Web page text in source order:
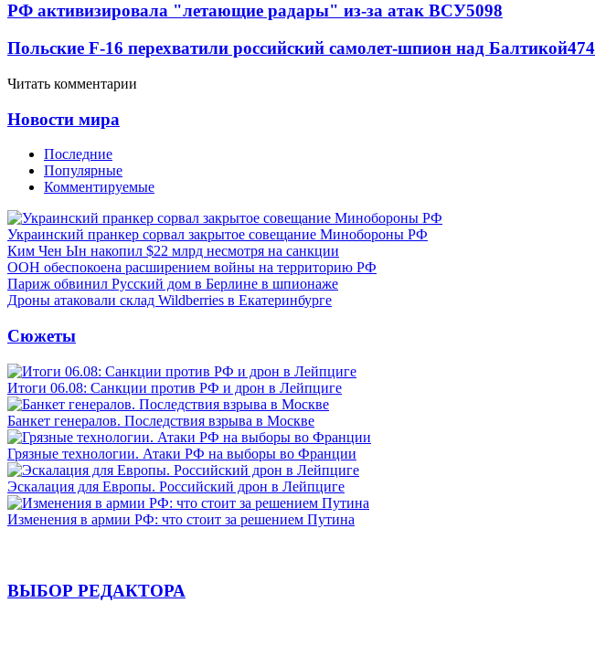
РФ активизировала "летающие радары" из-за атак ВСУ5098
Польские F-16 перехватили российский самолет-шпион над Балтикой
Читать комментарии
Новости мира
Последние
Популярные
Комментируемые
Украинский пранкер сорвал закрытое совещание Минобороны РФ
Ким Чен Ын накопил $22 млрд несмотря на санкции
ООН обеспокоена расширением войны на территорию РФ
Париж обвинил Русский дом в Берлине в шпионаже
Дроны атаковали склад Wildberries в Екатеринбурге
Сюжеты
Итоги 06.08: Санкции против РФ и дрон в Лейпциге
Банкет генералов. Последствия взрыва в Москве
Грязные технологии. Атаки РФ на выборы во Франции
Эскалация для Европы. Российский дрон в Лейпциге
Изменения в армии РФ: что стоит за решением Путина
ВЫБОР РЕДАКТОРА